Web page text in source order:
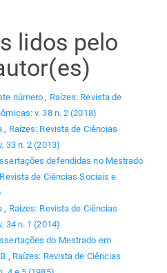
lidos pelo
número , Raízes: Revista de
v. 38 n. 2 (2018)
, Raízes: Revista de Ciências
33 n. 2 (2013)
defendidas no Mestrado
de Ciências Sociais e
, Raízes: Revista de Ciências
34 n. 1 (2014)
do Mestrado em
, Raízes: Revista de Ciências